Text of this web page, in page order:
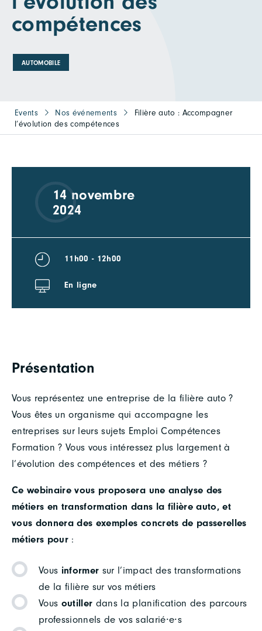
compétences
AUTOMOBILE
Events Nos événements
Filière auto : Accompagner
l’évolution des compétences
Présentation
Vous représentez une entreprise de la filière auto ?
Vous êtes un organisme qui accompagne les
entreprises sur leurs sujets Emploi Compétences
Formation ? Vous vous intéressez plus largement à
l’évolution des compétences et des métiers ?
Ce webinaire vous proposera une analyse des
métiers en transformation dans la filière auto, et
vous donnera des exemples concrets de passerelles
métiers pour :
Vous informer sur l’impact des transformations
de la filière sur vos métiers
Vous outiller dans la planification des parcours
professionnels de vos salarié⸱e⸱s
14 novembre
2024
11h00 - 12h00
En ligne